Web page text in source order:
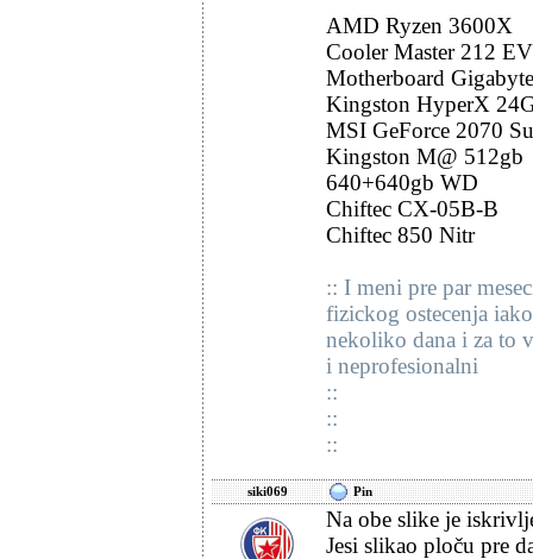
AMD Ryzen 3600X
Cooler Master 212
Motherboard
Kingston HyperX
MSI GeForce 2070
Kingston M@ 512gb
640+640gb WD
Chiftec CX-05B-B
Chiftec 850 Nitr
:: I meni pre par
fizickog ostecenja
nekoliko dana i za to
i neprofesionalni
::
::
::
siki069 Pin
Na obe slike je
Jesi slikao ploču pre